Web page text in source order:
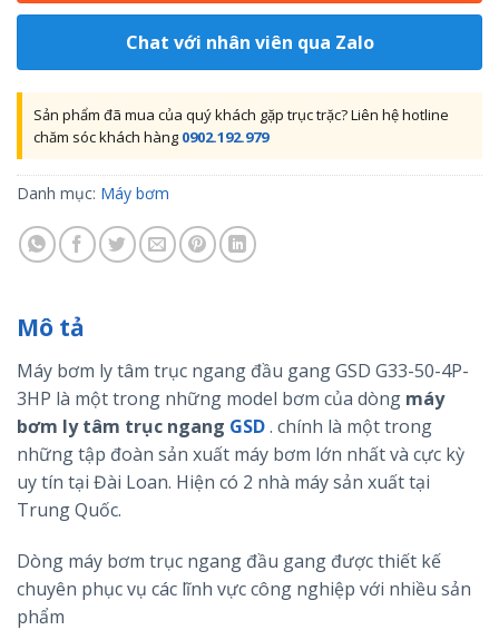
Chat với nhân viên qua Zalo
Sản phẩm đã mua của quý khách gặp trục trặc? Liên hệ hotline
chăm sóc khách hàng 0902.192.979
Danh mục: Máy bơm
Mô tả
Máy bơm ly tâm trục ngang đầu gang GSD G33-50-4P-
3HP là một trong những model bơm của dòng máy
bơm ly tâm trục ngang GSD. chính là một trong
những tập đoàn sản xuất máy bơm lớn nhất và cực kỳ
uy tín tại Đài Loan. Hiện có 2 nhà máy sản xuất tại
Trung Quốc.
Dòng máy bơm trục ngang đầu gang được thiết kế
chuyên phục vụ các lĩnh vực công nghiệp với nhiều sản
phẩm